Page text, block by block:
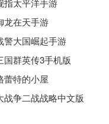
指太平洋手游
龙在天手游
警大国崛起手游
国群英传3手机版
蕾特的小屋
战争二战战略中文版